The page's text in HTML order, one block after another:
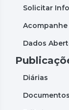
Solicitar
Dados
Diárias
Documentos